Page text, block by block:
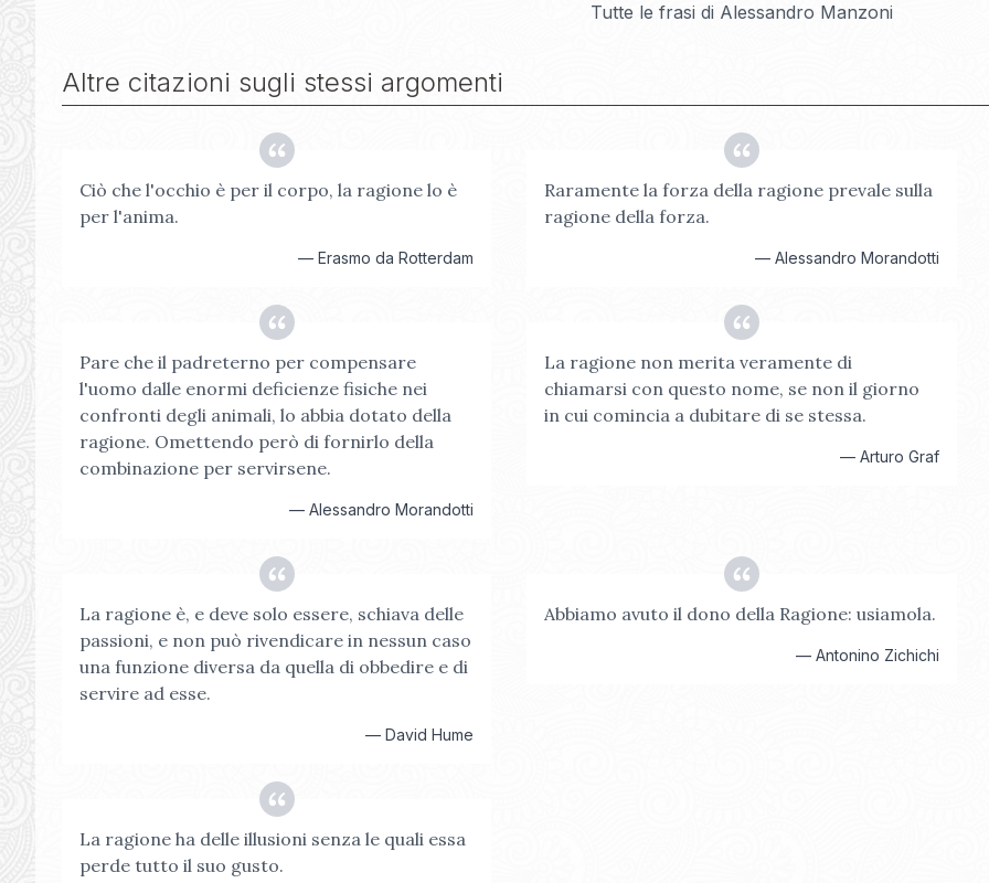
Tutte le frasi di Alessandro Manzoni
Altre citazioni sugli stessi argomenti
Ciò che l'occhio è per il corpo, la ragione lo è
per l'anima.
—Erasmo da Rotterdam
Raramente la forza della ragione prevale sulla
ragione della forza.
— Alessandro Morandotti
Pare che il padreterno per compensare
l'uomo dalle enormi deficienze fisiche nei
confronti degli animali, lo abbia dotato della
ragione. Omettendo però di fornirlo della
combinazione per servirsene.
—Alessandro Morandotti
La ragione non merita veramente di
chiamarsi con questo nome, se non il giorno
in cui comincia a dubitare di se stessa.
— Arturo Graf
La ragione è, e deve solo essere, schiava delle
passioni, e non può rivendicare in nessun caso
una funzione diversa da quella di obbedire e di
servire ad esse.
—David Hume
Abbiamo avuto il dono della Ragione: usiamola.
— Antonino Zichichi
La ragione ha delle illusioni senza le quali essa
perde tutto il suo gusto.